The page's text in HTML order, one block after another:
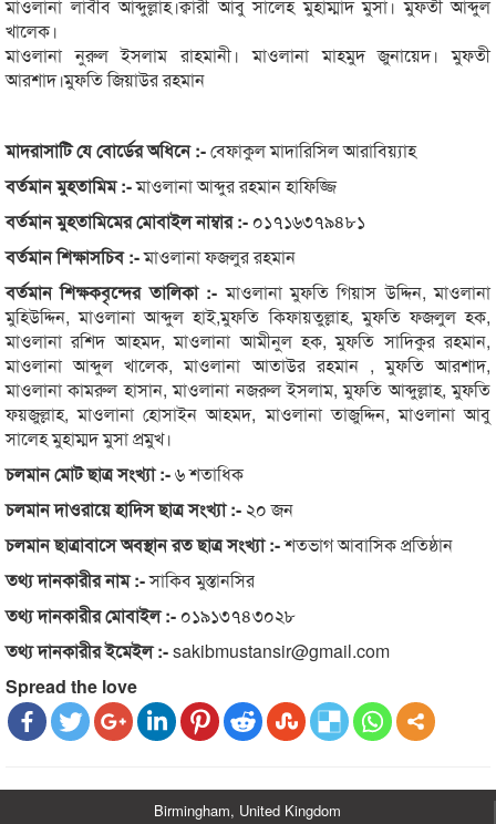
মাওলানা লাবীব আব্দুল্লাহ।ক্বারী আবু সালেহ মুহাম্মাদ মুসা। মুফতী আব্দুল
খালেক।
মাওলানা নুরুল ইসলাম রাহমানী। মাওলানা মাহমুদ জুনায়েদ। মুফতী
আরশাদ।মুফতি জিয়াউর রহমান
মাদরাসাটি যে বোর্ডের অধিনে :-বেফাকুল মাদারিসিল আরাবিয়্যাহ
বর্তমান মুহতামিম :-মাওলানা আব্দুর রহমান হাফিজ্জি
বর্তমান মুহতামিমের মোবাইল নাম্বার :- ০১৭১৬৩৭৯৪৮১
বর্তমান শিক্ষাসচিব :-মাওলানা ফজলুর রহমান
বর্তমান শিক্ষকবৃন্দের তালিকা :- মাওলানা মুফতি গিয়াস উদ্দিন, মাওলানা
মুহিউদ্দিন, মাওলানা আব্দুল হাই,মুফতি কিফায়তুল্লাহ, মুফতি ফজলুল হক,
মাওলানা রশিদ আহমদ, মাওলানা আমীনুল হক, মুফতি সাদিকুর রহমান,
মাওলানা আব্দুল খালেক, মাওলানা আতাউর রহমান , মুফতি আরশাদ,
মাওলানা কামরুল হাসান, মাওলানা নজরুল ইসলাম, মুফতি আব্দুল্লাহ, মুফতি
ফয়জুল্লাহ, মাওলানা হোসাইন আহমদ, মাওলানা তাজুদ্দিন, মাওলানা আবু
সালেহ মুহাম্মদ মুসা প্রমুখ।
চলমান মোট ছাত্র সংখ্যা :-৬ শতাধিক
চলমান দাওরায়ে হাদিস ছাত্র সংখ্যা :- ২০ জন
চলমান ছাত্রাবাসে অবস্থান রত ছাত্র সংখ্যা :-শতভাগ আবাসিক প্রতিষ্ঠান
তথ্য দানকারীর নাম :-সাকিব মুস্তানসির
তথ্য দানকারীর মোবাইল :- ০১৯১৩৭৪৩০২৮
তথ্য দানকারীর ইমেইল :-sakibmustansir@gmail.com
Spread the love
Birmingham, United Kingdom